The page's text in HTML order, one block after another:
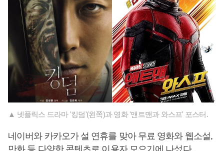
▲ 넷플릭스 드라마 '킹덤'(왼쪽)과 영화 '앤트맨과 와스프' 포스터.
네이버와 카카오가 설 연휴를 맞아 무료 영화와 웹소설,